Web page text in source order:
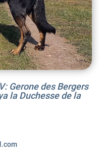
Gerone des Bergers
la Duchesse de la